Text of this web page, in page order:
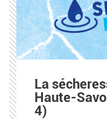
La
Haute-
4)